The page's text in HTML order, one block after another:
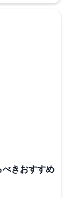
きおすすめ